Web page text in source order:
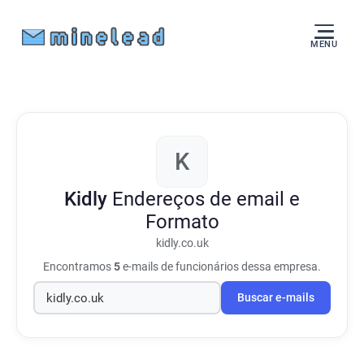
MENU
K
Kidly Endereços de email e
Formato
kidly.co.uk
Encontramos5e-mails de funcionários dessa empresa.
Buscar e-mails